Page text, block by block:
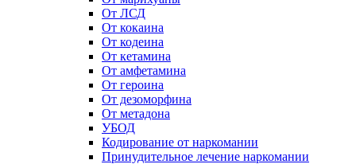
От ЛСД
От кокаина
От кодеина
От кетамина
От амфетамина
От героина
От дезоморфина
От метадона
УБОД
Кодирование от наркомании
Принудительное лечение наркомании